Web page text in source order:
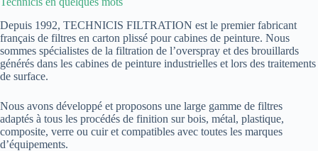
Depuis 1992, TECHNICIS FILTRATION est le premier fabricant
français de filtres en carton plissé pour cabines de peinture. Nous
sommes spécialistes de la filtration de l’overspray et des brouillards
générés dans les cabines de peinture industrielles et lors des traitements
de surface.
Nous avons développé et proposons une large gamme de filtres
adaptés à tous les procédés de finition sur bois, métal, plastique,
composite, verre ou cuir et compatibles avec toutes les marques
d’équipements.